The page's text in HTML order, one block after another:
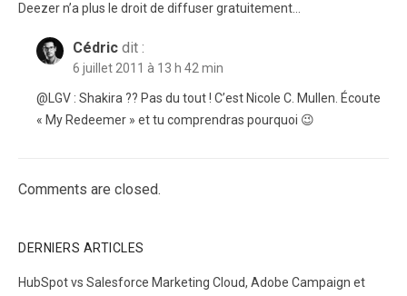
Deezer n’a plus le droit de diffuser gratuitement…
Cédric dit :
6 juillet 2011 à 13 h 42 min
@LGV : Shakira ?? Pas du tout ! C’est Nicole C. Mullen. Écoute
« My Redeemer » et tu comprendras pourquoi 😉
Comments are closed.
DERNIERS ARTICLES
HubSpot vs Salesforce Marketing Cloud, Adobe Campaign et